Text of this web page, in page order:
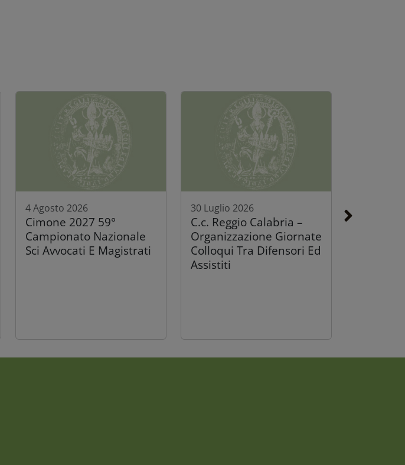
4 Agosto 2026
Cimone 2027 59°
Campionato Nazionale
Sci Avvocati E Magistrati
30 Luglio 2026
C.c. Reggio Calabria –
Organizzazione Giornate
Colloqui Tra Difensori Ed
Assistiti